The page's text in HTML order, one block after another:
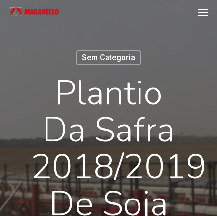
Skip
Sem Categoria
Plantio
Da Safra
2018/2019
De Soja